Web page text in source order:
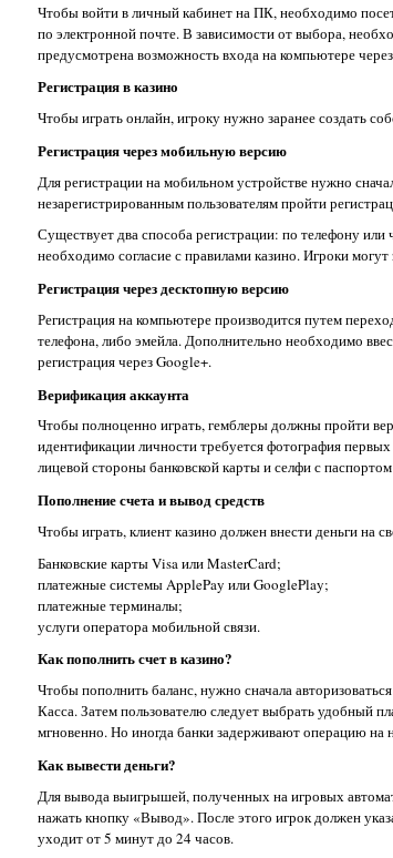
Чтобы войти в личный кабинет на ПК, необходимо
по электронной почте. В зависимости от выбора,
предусмотрена возможность входа на компьютере
Регистрация в казино
Чтобы играть онлайн, игроку нужно заранее создать
Регистрация через мобильную версию
Для регистрации на мобильном устройстве нужно
незарегистрированным пользователям пройти
Существует два способа регистрации: по телефону
необходимо согласие с правилами казино. Игроки
Регистрация через десктопную версию
Регистрация на компьютере производится путем
телефона, либо эмейла. Дополнительно необходимо
регистрация через Google+.
Верификация аккаунта
Чтобы полноценно играть, гемблеры должны пройти
идентификации личности требуется фотография
лицевой стороны банковской карты и селфи с
Пополнение счета и вывод средств
Чтобы играть, клиент казино должен внести деньги на
Банковские карты Visa или MasterCard;
платежные системы ApplePay или GooglePlay;
платежные терминалы;
услуги оператора мобильной связи.
Как пополнить счет в казино?
Чтобы пополнить баланс, нужно сначала
Касса. Затем пользователю следует выбрать удобный
мгновенно. Но иногда банки задерживают операцию на
Как вывести деньги?
Для вывода выигрышей, полученных на игровых
нажать кнопку «Вывод». После этого игрок должен
уходит от 5 минут до 24 часов.